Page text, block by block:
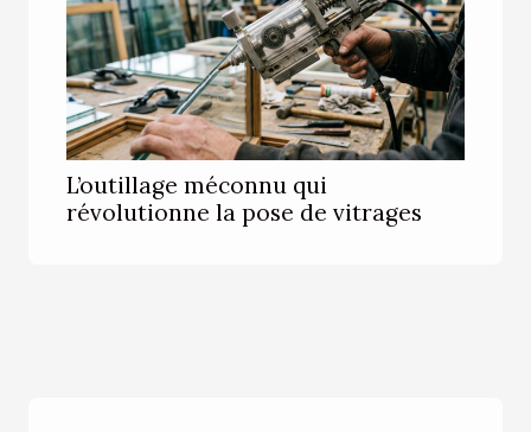
L’outillage méconnu qui
révolutionne la pose de vitrages